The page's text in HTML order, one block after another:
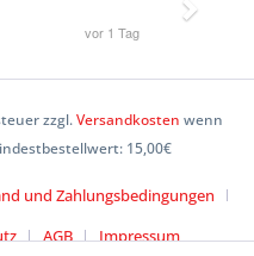
zzgl.Versandkosten wenn
15,00€
und Zahlungsbedingungen
AGB Impressum